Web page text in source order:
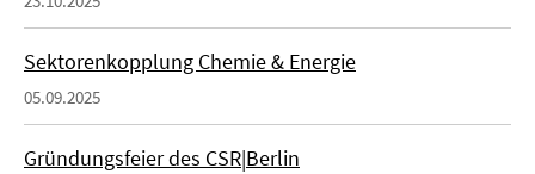
Sektorenkopplung Chemie & Energie
05.09.2025
Gründungsfeier des CSR|Berlin